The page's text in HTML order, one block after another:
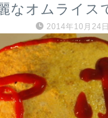
なオムライス
2014年10月24日